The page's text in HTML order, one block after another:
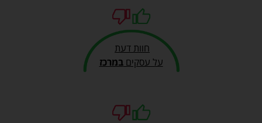
חוות דעת
על עסקיםבמרכז